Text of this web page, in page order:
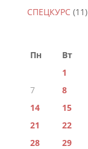
СПЕЦКУРС(11)
Пн Вт
1
7
8
14
15
21
22
28
29